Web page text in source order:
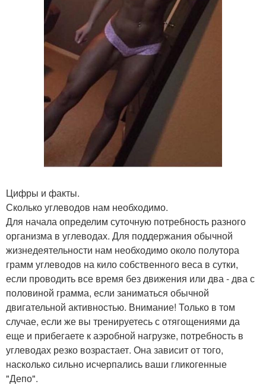
Цифры и факты.
Сколько углеводов нам необходимо.
Для начала определим суточную потребность разного
организма в углеводах. Для поддержания обычной
жизнедеятельности нам необходимо около полутора
грамм углеводов на кило собственного веса в сутки,
если проводить все время без движения или два - два с
половиной грамма, если заниматься обычной
двигательной активностью. Внимание! Только в том
случае, если же вы тренируетесь с отягощениями да
еще и прибегаете к аэробной нагрузке, потребность в
углеводах резко возрастает. Она зависит от того,
насколько сильно исчерпались ваши гликогенные
"Депо".